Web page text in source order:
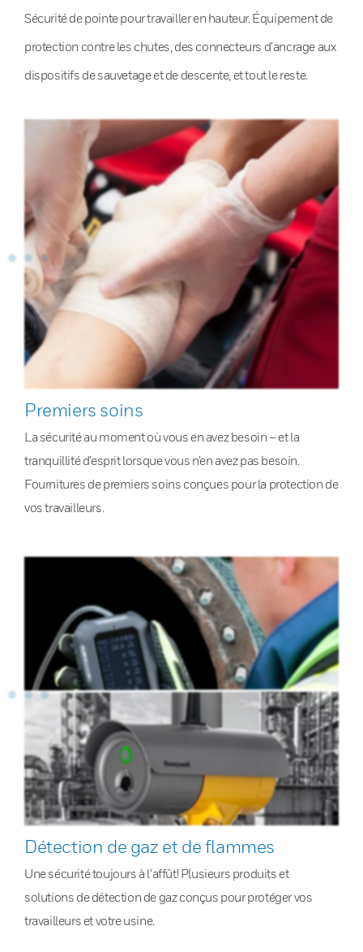
Sécurité de pointe pour travailler en hauteur. Équipement de
protection contre les chutes, des connecteurs d’ancrage aux
dispositifs de sauvetage et de descente, et tout le reste.
Premiers soins
La sécurité au moment où vous en avez besoin – et la
tranquillité d’esprit lorsque vous n’en avez pas besoin.
Fournitures de premiers soins conçues pour la protection de
vos travailleurs.
Détection de gaz et de flammes
Une sécurité toujours à l’affût! Plusieurs produits et
solutions de détection de gaz conçus pour protéger vos
travailleurs et votre usine.